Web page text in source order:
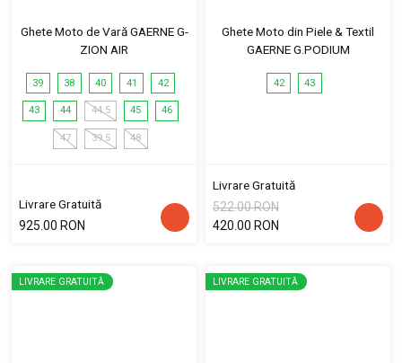
Ghete Moto de Vară GAERNE G-
ZION AIR
39 38 40 41 42
43 44 44.5 45 46
47 39.5 48
Livrare Gratuită
925.00 RON
Ghete Moto din Piele & Textil
GAERNE G.PODIUM
42 43
Livrare Gratuită
522.00 RON
420.00 RON
LIVRARE GRATUITĂ LIVRARE GRATUITĂ